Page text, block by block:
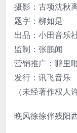
摄影：古项沈秋
题字：柳如是
出品：小田音乐
监制：张鹏闻
营销推广：噼里
发行：讯飞音乐
（未经著作权人
晚风徐徐伴残阳